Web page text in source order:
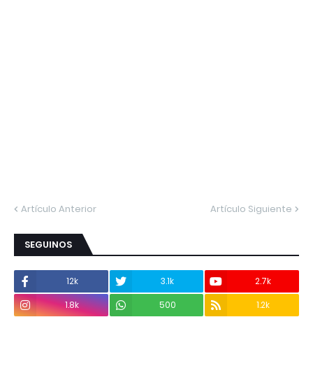
Artículo Anterior Artículo Siguiente
SEGUINOS
12k 3.1k
2.7k
1.8k
500 1.2k